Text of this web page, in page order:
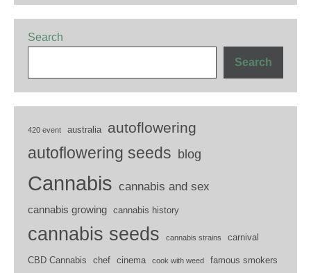
Search
Search
420 event australia autoflowering
autoflowering seeds blog
Cannabis cannabis and sex
cannabis growing cannabis history
cannabis seeds cannabis strains carnival
CBD Cannabis chef cinema cook with weed famous smokers